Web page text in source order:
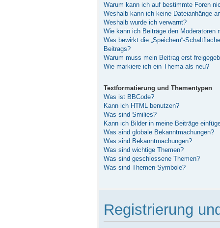
Warum kann ich auf bestimmte Foren
Weshalb kann ich keine Dateianhänge
Weshalb wurde ich verwarnt?
Wie kann ich Beiträge den Moderatoren
Was bewirkt die „Speichern“-
Beitrags?
Warum muss mein Beitrag erst
Wie markiere ich ein Thema als neu?
Textformatierung und Thementypen
Was ist BBCode?
Kann ich HTML benutzen?
Was sind Smilies?
Kann ich Bilder in meine Beiträge
Was sind globale Bekanntmachungen?
Was sind Bekanntmachungen?
Was sind wichtige Themen?
Was sind geschlossene Themen?
Was sind Themen-Symbole?
Registrierung